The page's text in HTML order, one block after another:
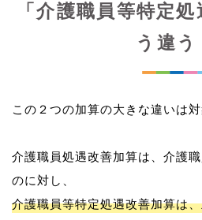
「介護職員等特定
う違う
この２つの加算の大きな違いは
介護職員処遇改善加算は、介護
介護職員等特定処遇改善加算は